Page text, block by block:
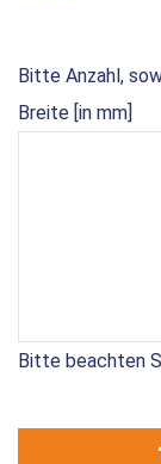
Bitte Anzahl,
Breite [in mm]
Bitte beachten